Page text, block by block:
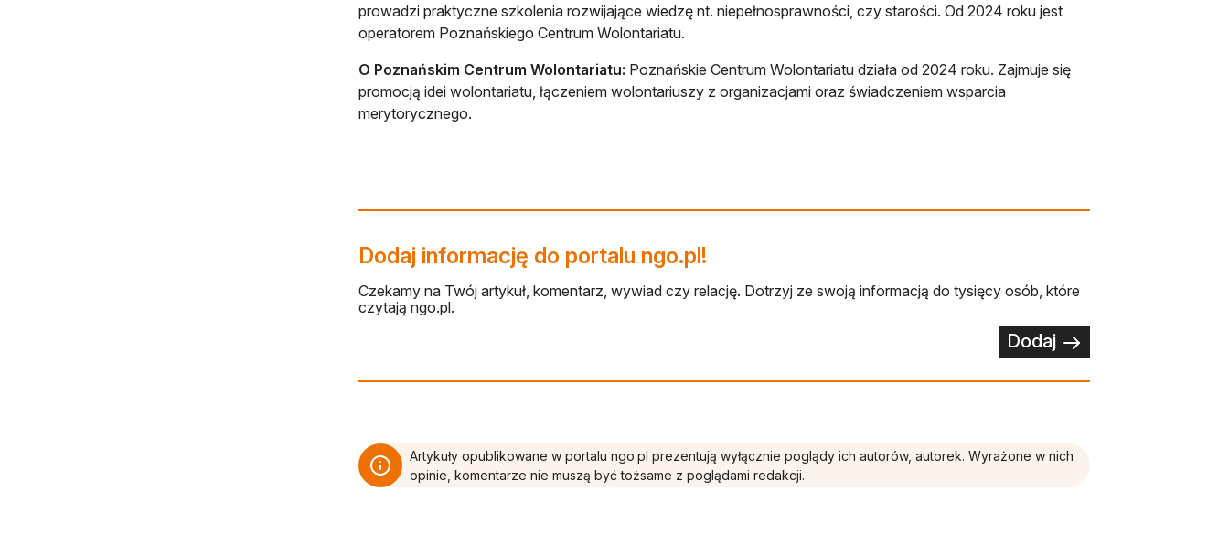
prowadzi praktyczne szkolenia rozwijające wiedzę nt. niepełnosprawności, czy starości. Od 2024 roku jest
operatorem Poznańskiego Centrum Wolontariatu.
O Poznańskim Centrum Wolontariatu: Poznańskie Centrum Wolontariatu działa od 2024 roku. Zajmuje się
promocją idei wolontariatu, łączeniem wolontariuszy z organizacjami oraz świadczeniem wsparcia
merytorycznego.
Dodaj informację do portalu ngo.pl!
Czekamy na Twój artykuł, komentarz, wywiad czy relację. Dotrzyj ze swoją informacją do tysięcy osób, które
czytają ngo.pl.
Dodaj
Artykuły opublikowane w portalu ngo.pl prezentują wyłącznie poglądy ich autorów, autorek. Wyrażone w nich
opinie, komentarze nie muszą być tożsame z poglądami redakcji.